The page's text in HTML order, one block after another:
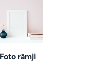
Foto rāmji